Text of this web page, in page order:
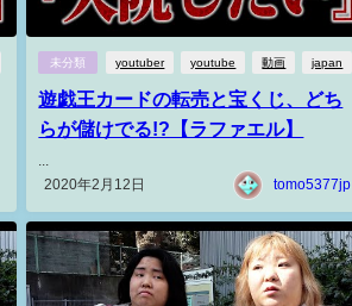
未分類 youtuber youtube 動画 japan
遊戯王カードの転売と宝くじ、どち
らが儲けでる!?【ラファエル】
...
2020年2月12日
tomo5377jp